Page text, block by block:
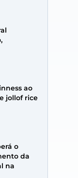
ao
jollof rice
o
da
na